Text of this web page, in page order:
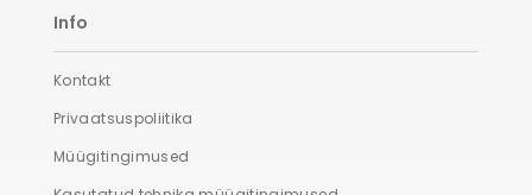
Info
Kontakt
Privaatsuspoliitika
Müügitingimused